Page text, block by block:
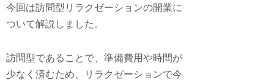
今回は訪問型リラクゼーションの開業に
ついて解説しました。
訪問型であることで、準備費用や時間が
少なく済むため、リラクゼーションで今